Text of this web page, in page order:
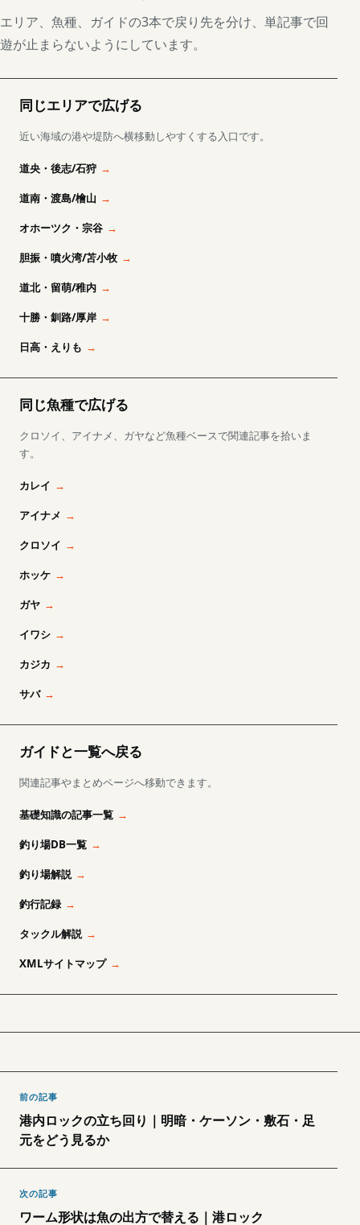
エリア、魚種、ガイドの3本で戻り先を分け、単記事で回
遊が止まらないようにしています。
同じエリアで広げる
近い海域の港や堤防へ横移動しやすくする入口です。
道央・後志/石狩
道南・渡島/檜山
オホーツク・宗谷
胆振・噴火湾/苫小牧
道北・留萌/稚内
十勝・釧路/厚岸
日高・えりも
同じ魚種で広げる
クロソイ、アイナメ、ガヤなど魚種ベースで関連記事を拾いま
す。
カレイ
アイナメ
クロソイ
ホッケ
ガヤ
イワシ
カジカ
サバ
ガイドと一覧へ戻る
関連記事やまとめページへ移動できます。
基礎知識の記事一覧
釣り場DB一覧
釣り場解説
釣行記録
タックル解説
XMLサイトマップ
前の記事
港内ロックの立ち回り｜明暗・ケーソン・敷石・足
元をどう見るか
次の記事
ワーム形状は魚の出方で替える｜港ロック